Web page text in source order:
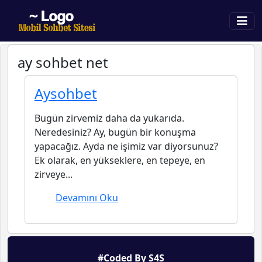
ay sohbet net
Aysohbet
Bugün zirvemiz daha da yukarıda.
Neredesiniz? Ay, bugün bir konuşma
yapacağız. Ayda ne işimiz var diyorsunuz?
Ek olarak, en yükseklere, en tepeye, en
zirveye...
Devamını Oku
#Coded By S4S